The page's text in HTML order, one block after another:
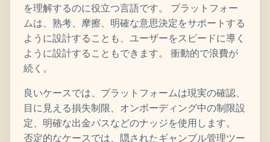
を理解するのに役立つ言語です。 プラットフォー
ムは、熟考、摩擦、明確な意思決定をサポートする
ように設計することも、ユーザーをスピードに導く
ように設計することもできます。 衝動的で浪費が
続く。
良いケースでは、プラットフォームは現実の確認、
目に見える損失制限、オンボーディング中の制限設
定、明確な出金パスなどのナッジを使用します。
否定的なケースでは、隠されたギャンブル管理ツー